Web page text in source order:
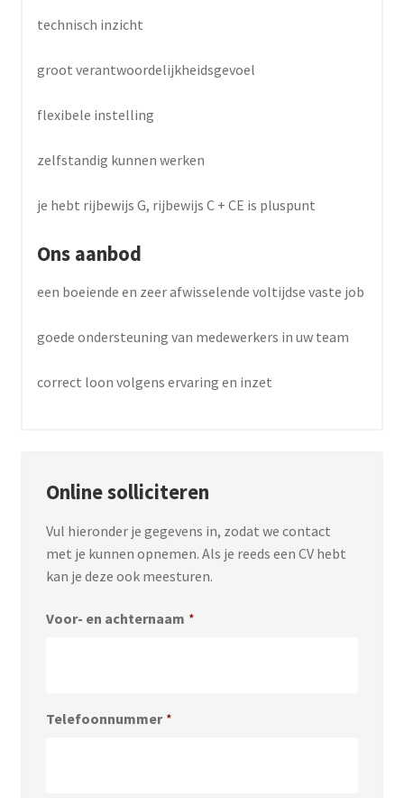
technisch inzicht
groot verantwoordelijkheidsgevoel
flexibele instelling
zelfstandig kunnen werken
je hebt rijbewijs G, rijbewijs C + CE is pluspunt
Ons aanbod
een boeiende en zeer afwisselende voltijdse vaste job
goede ondersteuning van medewerkers in uw team
correct loon volgens ervaring en inzet
Online solliciteren
Vul hieronder je gegevens in, zodat we contact
met je kunnen opnemen. Als je reeds een CV hebt
kan je deze ook meesturen.
Voor- en achternaam *
Telefoonnummer *